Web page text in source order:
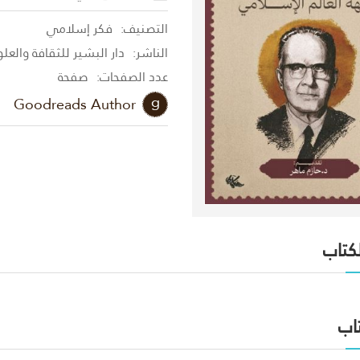
التصنيف: فكر إسلامي
الناشر: دار البشير للثقافة
عدد الصفحات: صفحة
Goodreads Author